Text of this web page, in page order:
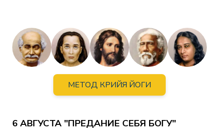
МЕТОД КРИЙЯ ЙОГИ
6 АВГУСТА "ПРЕДАНИЕ СЕБЯ БОГУ"